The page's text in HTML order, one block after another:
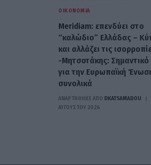
ΟΙΚΟΝΟΜΊΑ
Meridiam: επενδύει στο
“καλώδιο” Ελλάδας –
και αλλάζει τις
-Μητσοτάκης: Σημαντικό
για την Ευρωπαϊκή
συνολικά
ΑΝΑΡΤΗΘΗΚΕ ΑΠΟ DKATSAMADOU
ΑΥΓΟΎΣΤΟΥ 2026